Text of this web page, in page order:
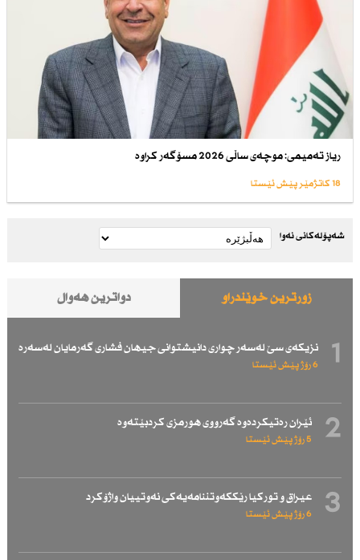
ریاز تەمیمی: موچەی ساڵی 2026 مسۆگەر كراوە
18 کاتژمێر پێش ئێستا
شەپۆلەکانی نەوا
زۆرترین خوێندراو دواترین هەواڵ
1 نزیكەی سێ لەسەر چواری دانیشتوانی جیهان فشاری گەرمایان لەسەرە
6 رۆژ پێش ئێستا
2 ئێران رەتیكردەوە گەرووی هورمزی كردبێتەوە
5 رۆژ پێش ئێستا
3 عیراق و توركیا رێككەوتننامەیەكی نەوتییان واژۆكرد
6 رۆژ پێش ئێستا